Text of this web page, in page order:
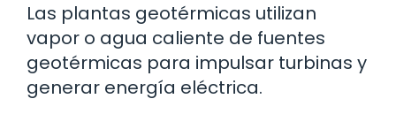
Las plantas geotérmicas utilizan
vapor o agua caliente de fuentes
geotérmicas para impulsar turbinas y
generar energía eléctrica.